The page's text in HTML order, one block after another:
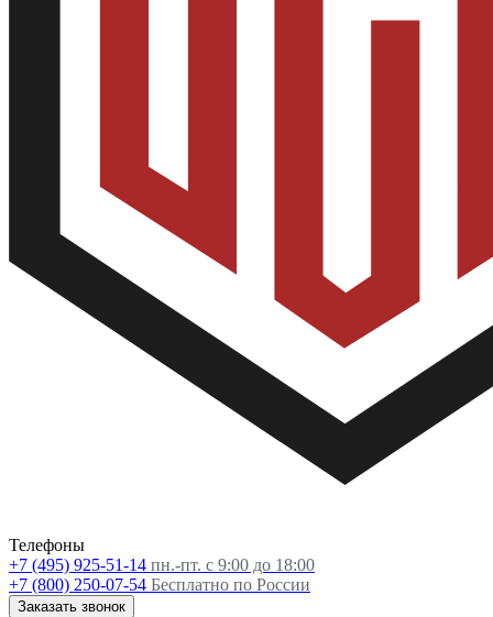
Телефоны
+7 (495) 925-51-14 пн.-пт. с 9:00 до 18:00
+7 (800) 250-07-54 Бесплатно по России
Заказать звонок